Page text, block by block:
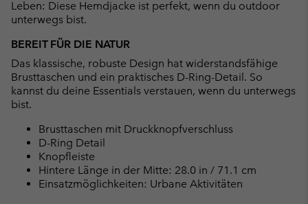
Leben: Diese Hemdjacke ist perfekt, wenn du outdoor
unterwegs bist.
BEREIT FÜR DIE NATUR
Das klassische, robuste Design hat widerstandsfähige
Brusttaschen und ein praktisches D-Ring-Detail. So
kannst du deine Essentials verstauen, wenn du unterwegs
bist.
Brusttaschen mit Druckknopfverschluss
D-Ring Detail
Knopfleiste
Hintere Länge in der Mitte: 28.0 in / 71.1 cm
Einsatzmöglichkeiten: Urbane Aktivitäten